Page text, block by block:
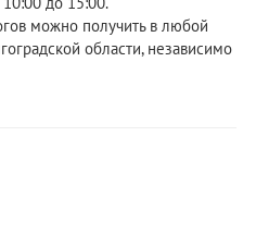
можно получить в любой
области, независимо